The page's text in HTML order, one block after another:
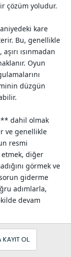
çözüm yoludur.
kare
Bu, genellikle
ısınmadan
Oyun
düzgün
** dahil olmak
ve genellikle
resmi
etmek, diğer
görmek ve
giderme
adımlarla,
devam
OL.